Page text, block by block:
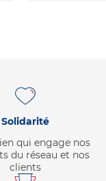
Solidarité
qui engage nos
du réseau et nos
clients